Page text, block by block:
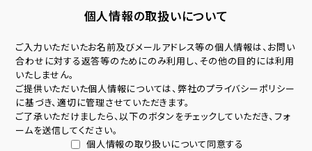
個人情報の取扱いについて
ご入力いただいたお名前及びメールアドレス等の個人情報は、お問い
合わせに対する返答等のためにのみ利用し、その他の目的には利用
いたしません。
ご提供いただいた個人情報については、弊社のプライバシーポリシー
に基づき、適切に管理させていただきます。
ご了承いただけましたら、以下のボタンをチェックしていただき、フォ
ームを送信してください。
個人情報の取り扱いについて同意する